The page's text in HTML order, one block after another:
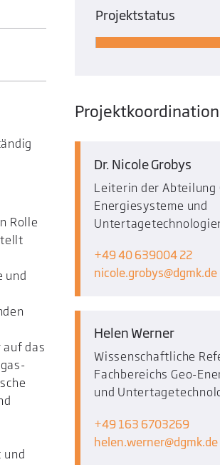
Rolle
und
das
Projektstatus
Projektkoordination
Dr. Nicole Grobys
Leiterin der Abteilung
Energiesysteme und
+49 40 639004 22
nicole.grobys
dgmk.de
Helen Werner
Wissenschaftliche
Fachbereichs Geo-
und
+49 163 6703269
helen.werner
dgmk.de